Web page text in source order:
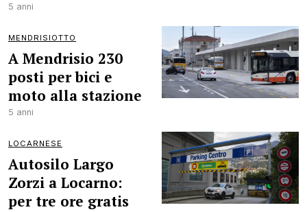
5 anni
MENDRISIOTTO
A Mendrisio 230
posti per bici e
moto alla stazione
5 anni
LOCARNESE
Autosilo Largo
Zorzi a Locarno:
per tre ore gratis